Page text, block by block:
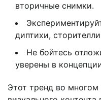
вторичные снимки.
диптихи,
Не бойтесь
уверены в
Этот тренд во многом